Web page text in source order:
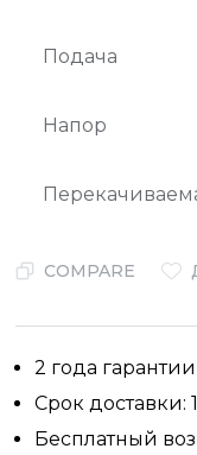
Подача
Напор
COMPARE
2 года гарантии
Срок доставки:
Бесплатный